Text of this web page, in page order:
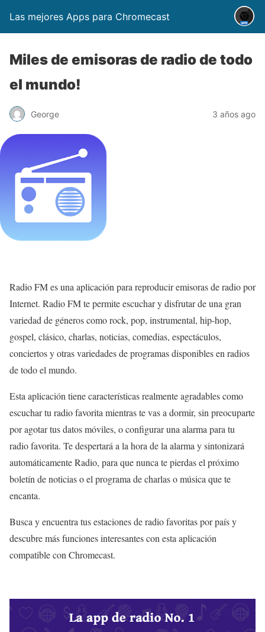
Las mejores Apps para Chromecast
Miles de emisoras de radio de todo
el mundo!
George 3 años ago
Radio FM es una aplicación para reproducir emisoras de radio por
Internet. Radio FM te permite escuchar y disfrutar de una gran
variedad de géneros como rock, pop, instrumental, hip-hop,
gospel, clásico, charlas, noticias, comedias, espectáculos,
conciertos y otras variedades de programas disponibles en radios
de todo el mundo.
Esta aplicación tiene características realmente agradables como
escuchar tu radio favorita mientras te vas a dormir, sin preocuparte
por agotar tus datos móviles, o configurar una alarma para tu
radio favorita. Te despertará a la hora de la alarma y sintonizará
automáticamente Radio, para que nunca te pierdas el próximo
boletín de noticias o el programa de charlas o música que te
encanta.
Busca y encuentra tus estaciones de radio favoritas por país y
descubre más funciones interesantes con esta aplicación
compatible con Chromecast.